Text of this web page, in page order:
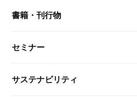
最新のレポート・コラム
研究員・コンサルタント トップ
研究員
書籍・刊行物
書籍・刊行物 トップ
書籍
セミナー
セミナー トップ
サステナビリティ